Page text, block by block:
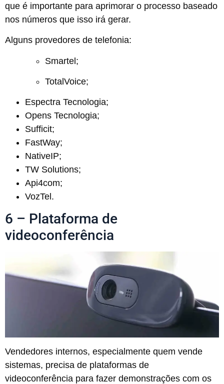
que é importante para aprimorar o processo baseado
nos números que isso irá gerar.
Alguns provedores de telefonia:
Smartel;
TotalVoice;
Espectra Tecnologia;
Opens Tecnologia;
Sufficit;
FastWay;
NativeIP;
TW Solutions;
Api4com;
VozTel.
6 – Plataforma de
videoconferência
Vendedores internos, especialmente quem vende
sistemas, precisa de plataformas de
videoconferência para fazer demonstrações com os